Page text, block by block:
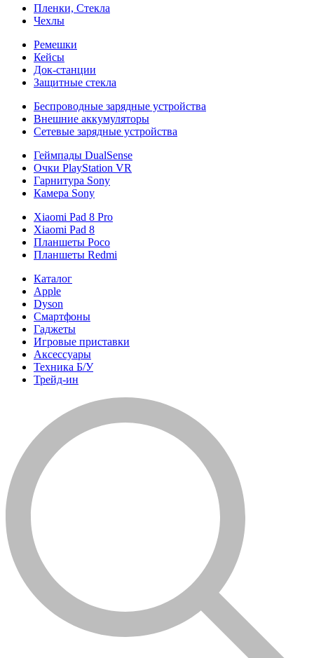
Пленки, Стекла
Чехлы
Ремешки
Кейсы
Док-станции
Защитные стекла
Беспроводные зарядные устройства
Внешние аккумуляторы
Сетевые зарядные устройства
Геймпады DualSense
Очки PlayStation VR
Гарнитура Sony
Камера Sony
Xiaomi Pad 8 Pro
Xiaomi Pad 8
Планшеты Poco
Планшеты Redmi
Каталог
Apple
Dyson
Смартфоны
Гаджеты
Игровые приставки
Аксессуары
Техника Б/У
Трейд-ин